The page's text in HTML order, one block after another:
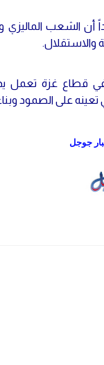
أن الشعب
والاستقلال.
في قطاع غزة
تعينه على الصمود
جوجل